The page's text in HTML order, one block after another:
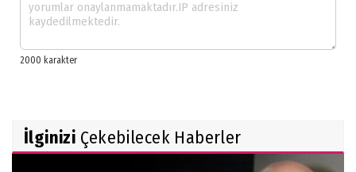
İlginizi Çekebilecek Haberler